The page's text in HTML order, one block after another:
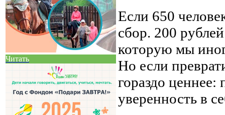
Читать
Если 650
сбор. 200
которую мы
Но если
гораздо ценнее:
уверенность в